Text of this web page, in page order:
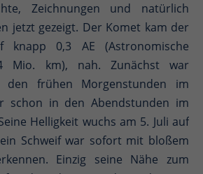
Zeichnungen und natürlich
jetzt gezeigt. Der Komet kam der
knapp 0,3 AE (Astronomische
Mio. km), nah. Zunächst war
den frühen Morgenstunden im
schon in den Abendstunden im
Helligkeit wuchs am 5. Juli auf
Schweif war sofort mit bloßem
Einzig seine Nähe zum